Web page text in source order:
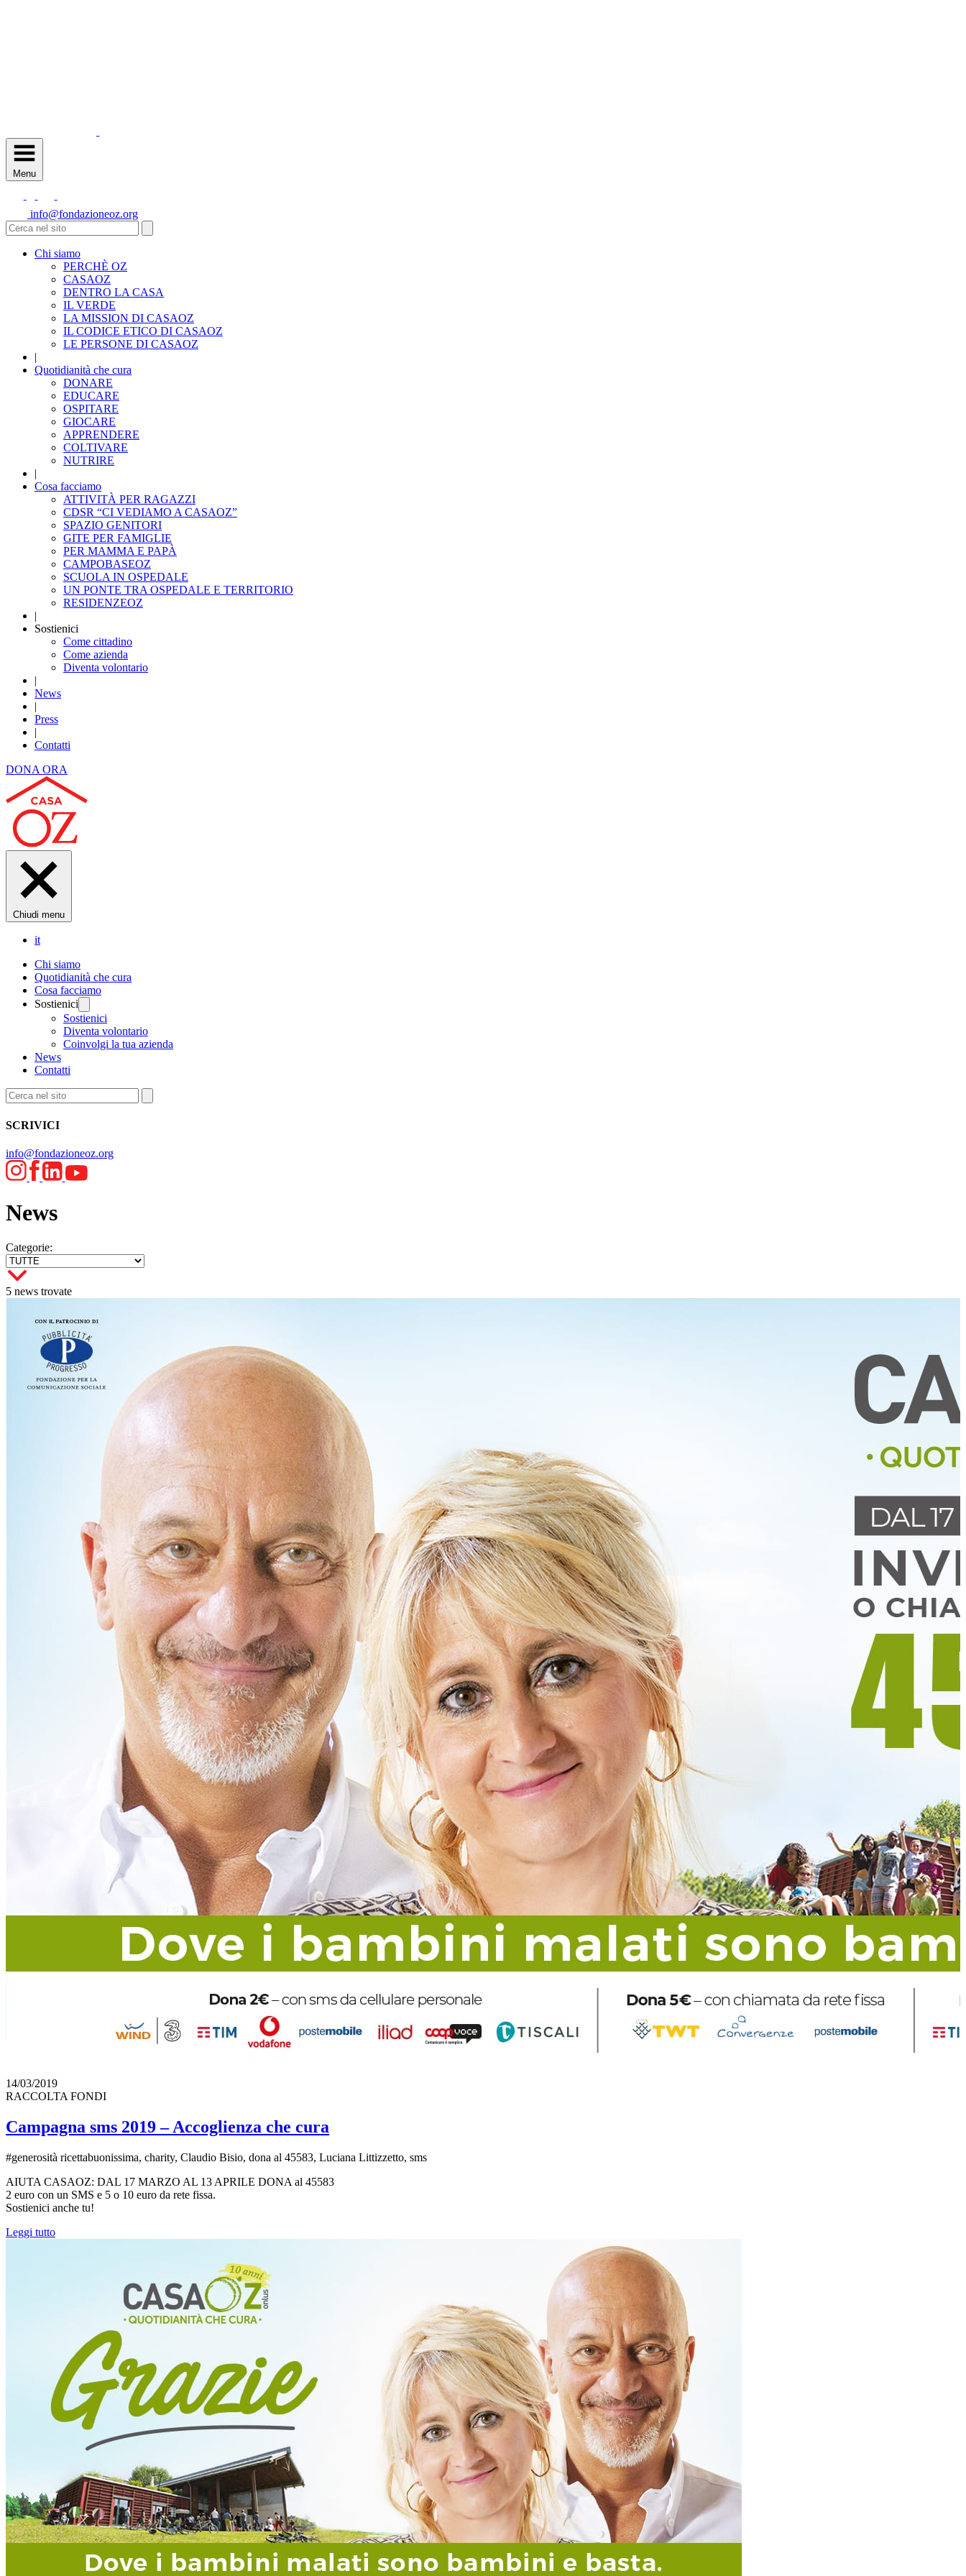
Menu
info@fondazioneoz.org
Chi siamo
PERCHÈ OZ
CASAOZ
DENTRO LA CASA
IL VERDE
LA MISSION DI CASAOZ
IL CODICE ETICO DI CASAOZ
LE PERSONE DI CASAOZ
|
Quotidianità che cura
DONARE
EDUCARE
OSPITARE
GIOCARE
APPRENDERE
COLTIVARE
NUTRIRE
|
Cosa facciamo
ATTIVITÀ PER RAGAZZI
CDSR “CI VEDIAMO A CASAOZ”
SPAZIO GENITORI
GITE PER FAMIGLIE
PER MAMMA E PAPÀ
CAMPOBASEOZ
SCUOLA IN OSPEDALE
UN PONTE TRA OSPEDALE E TERRITORIO
RESIDENZEOZ
|
Sostienici
Come cittadino
Come azienda
Diventa volontario
|
News
|
Press
|
Contatti
DONA ORA
Chiudi menu
it
Chi siamo
Quotidianità che cura
Cosa facciamo
Sostienici
Sostienici
Diventa volontario
Coinvolgi la tua azienda
News
Contatti
SCRIVICI
info@fondazioneoz.org
News
Categorie:
5 news trovate
14/03/2019
RACCOLTA FONDI
Campagna sms 2019 – Accoglienza che cura
#generosità ricettabuonissima, charity, Claudio Bisio, dona al 45583, Luciana Littizzetto, sms
AIUTA CASAOZ: DAL 17 MARZO AL 13 APRILE DONA al 45583
2 euro con un SMS e 5 o 10 euro da rete fissa.
Sostienici anche tu!
Leggi tutto